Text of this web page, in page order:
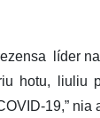
líder
hotu, liuliu
19,” nia